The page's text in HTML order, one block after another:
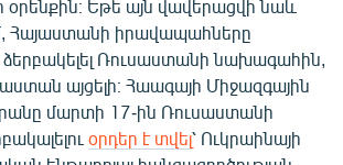
Եթե այն վավերացվի նաև
Հայաստանի իրավապահները
Ռուսաստանի նախագահին,
այցելի։ Հաագայի Միջազգային
մարտի 17-ին Ռուսաստանի
օրդեր է տվել՝ Ուկրաինայի